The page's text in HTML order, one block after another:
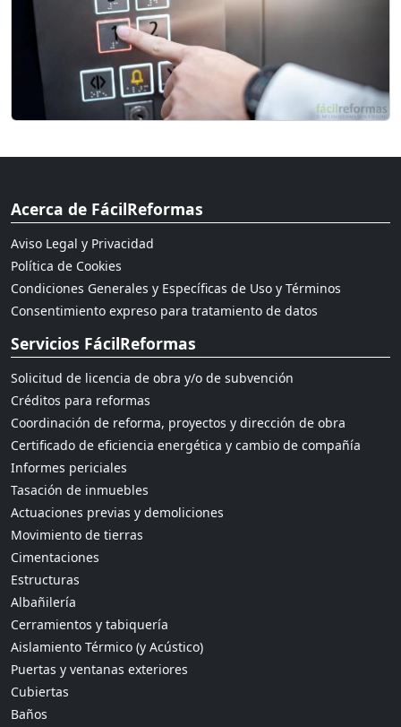
Acerca de FácilReformas
Aviso Legal y Privacidad
Política de Cookies
Condiciones Generales y Específicas de Uso y Términos
Consentimiento expreso para tratamiento de datos
Servicios FácilReformas
Solicitud de licencia de obra y/o de subvención
Créditos para reformas
Coordinación de reforma, proyectos y dirección de obra
Certificado de eficiencia energética y cambio de compañía
Informes periciales
Tasación de inmuebles
Actuaciones previas y demoliciones
Movimiento de tierras
Cimentaciones
Estructuras
Albañilería
Cerramientos y tabiquería
Aislamiento Térmico (y Acústico)
Puertas y ventanas exteriores
Cubiertas
Baños